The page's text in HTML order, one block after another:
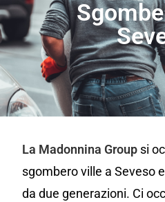
La Madonnina Group si
sgombero ville a Seveso
da due generazioni. Ci